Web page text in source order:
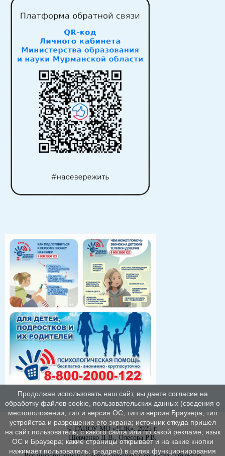
© ГАПОУ МО «ПЭК», 2025 г.
Шевченко Д.В., Олесова Р.В.
Продолжая использовать наш сайт, вы даете согласие на
обработку файлов cookie, пользовательских данных (сведения о
местоположении; тип и версия ОС; тип и версия Браузера; тип
устройства и разрешение его экрана; источник откуда пришел
на сайт пользователь; с какого сайта или по какой рекламе; язык
ОС и Браузера; какие страницы открывает и на какие кнопки
нажимает пользователь; ip-адрес) в целях функционирования